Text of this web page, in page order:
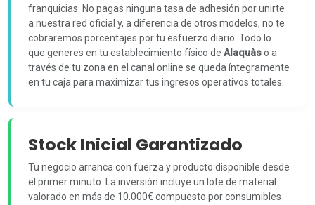
franquicias. No pagas ninguna tasa de adhesión por unirte
a nuestra red oficial y, a diferencia de otros modelos, no te
cobraremos porcentajes por tu esfuerzo diario. Todo lo
que generes en tu establecimiento físico de Alaquàso a
través de tu zona en el canal online se queda íntegramente
en tu caja para maximizar tus ingresos operativos totales.
Stock Inicial Garantizado
Tu negocio arranca con fuerza y producto disponible desde
el primer minuto. La inversión incluye un lote de material
valorado en más de 10.000€ compuesto por consumibles